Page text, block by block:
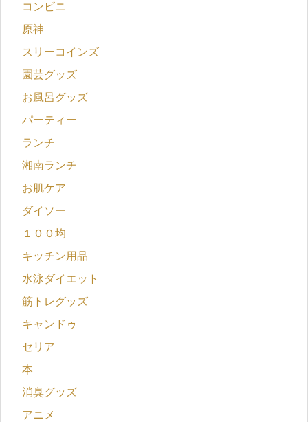
コンビニ
原神
スリーコインズ
園芸グッズ
お風呂グッズ
パーティー
ランチ
湘南ランチ
お肌ケア
ダイソー
１００均
キッチン用品
水泳ダイエット
筋トレグッズ
キャンドゥ
セリア
本
消臭グッズ
アニメ